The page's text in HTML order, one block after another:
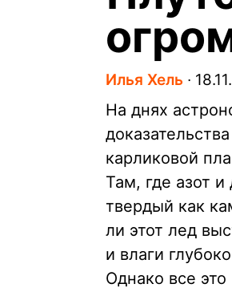
Илья Хель ∙
На днях
карликовой
Там, где азот
твердый как
ли этот лед
и влаги
Однако все